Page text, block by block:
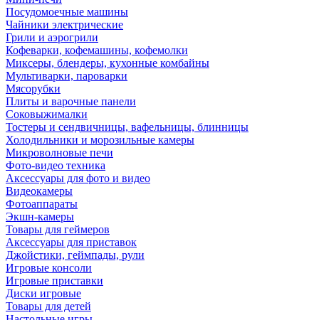
Посудомоечные машины
Чайники электрические
Грили и аэрогрили
Кофеварки, кофемашины, кофемолки
Миксеры, блендеры, кухонные комбайны
Мультиварки, пароварки
Мясорубки
Плиты и варочные панели
Соковыжималки
Тостеры и сендвичницы, вафельницы, блинницы
Холодильники и морозильные камеры
Микроволновые печи
Фото-видео техника
Аксессуары для фото и видео
Видеокамеры
Фотоаппараты
Экшн-камеры
Товары для геймеров
Аксессуары для приставок
Джойстики, геймпады, рули
Игровые консоли
Игровые приставки
Диски игровые
Товары для детей